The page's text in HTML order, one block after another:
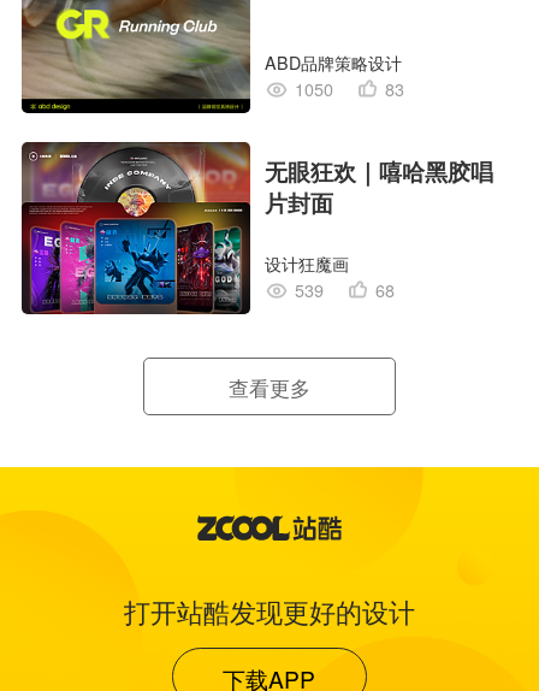
ABD品牌策略设计
1050
83
无眼狂欢｜嘻哈黑胶唱
片封面
设计狂魔画
539
68
查看更多
打开站酷发现更好的设计
下载APP